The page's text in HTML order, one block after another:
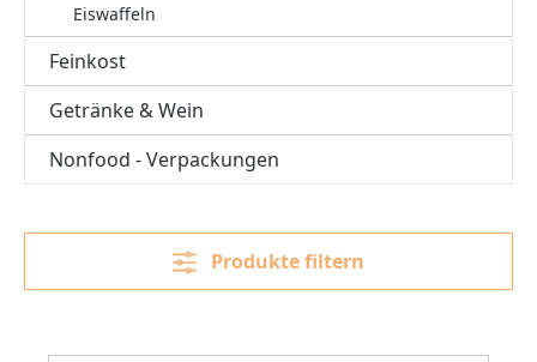
Eiswaffeln
Feinkost
Getränke & Wein
Nonfood - Verpackungen
Produkte filtern